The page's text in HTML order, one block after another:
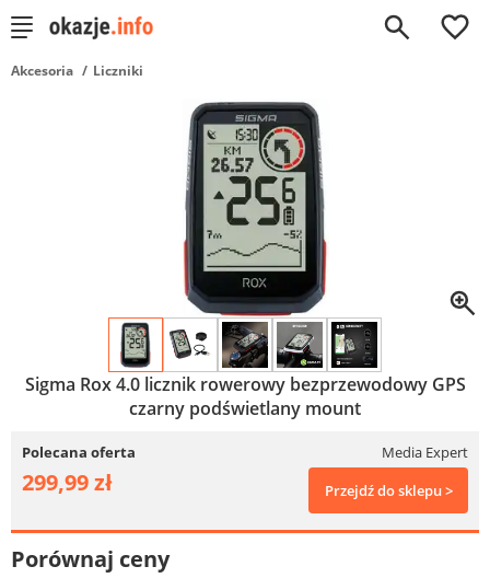
0
Akcesoria Liczniki
Sigma Rox 4.0 licznik rowerowy bezprzewodowy GPS
czarny podświetlany mount
Polecana oferta Media Expert
299,99 zł Przejdź do sklepu >
Porównaj ceny